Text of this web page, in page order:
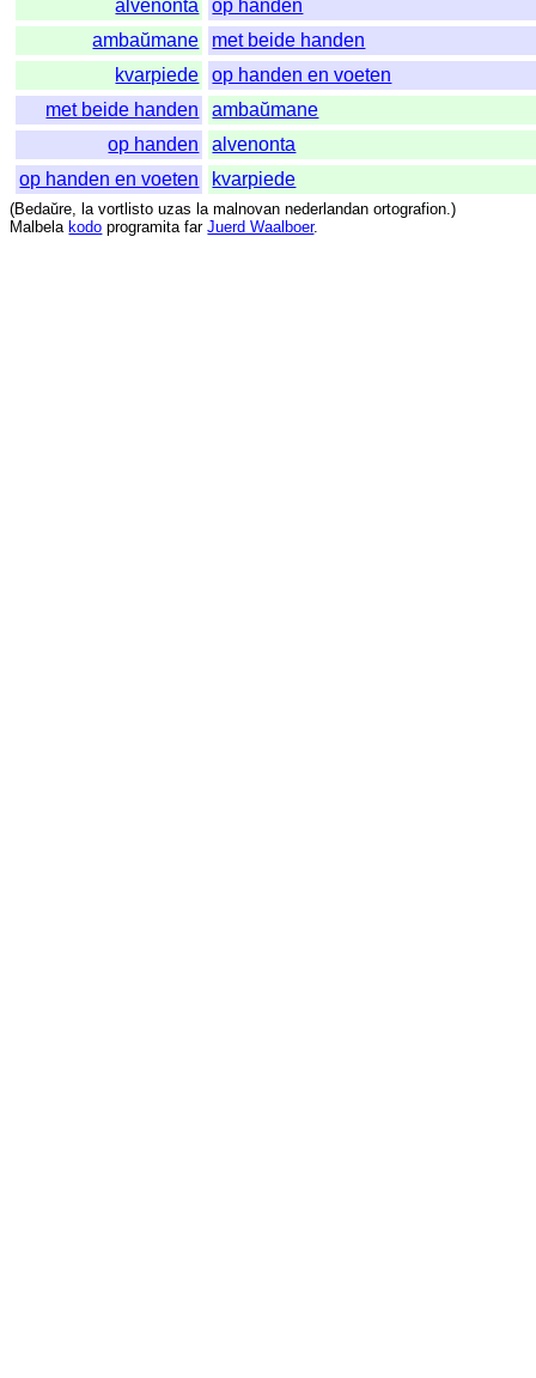
alvenonta
op handen
ambaŭmane
met beide handen
kvarpiede
op handen en voeten
met beide handen
ambaŭmane
op handen
alvenonta
op handen en voeten
kvarpiede
(Bedaŭre, la vortlisto uzas la malnovan nederlandan ortografion.)
Malbela kodo programita far Juerd Waalboer.